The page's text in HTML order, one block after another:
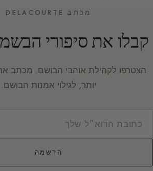
מכתב DELACOURTE
קבלו את סיפורי
הצטרפו לקהילת אוהבי הבושם. מכתב
יותר, לגילוי אמנות הבושם.
הרשמה